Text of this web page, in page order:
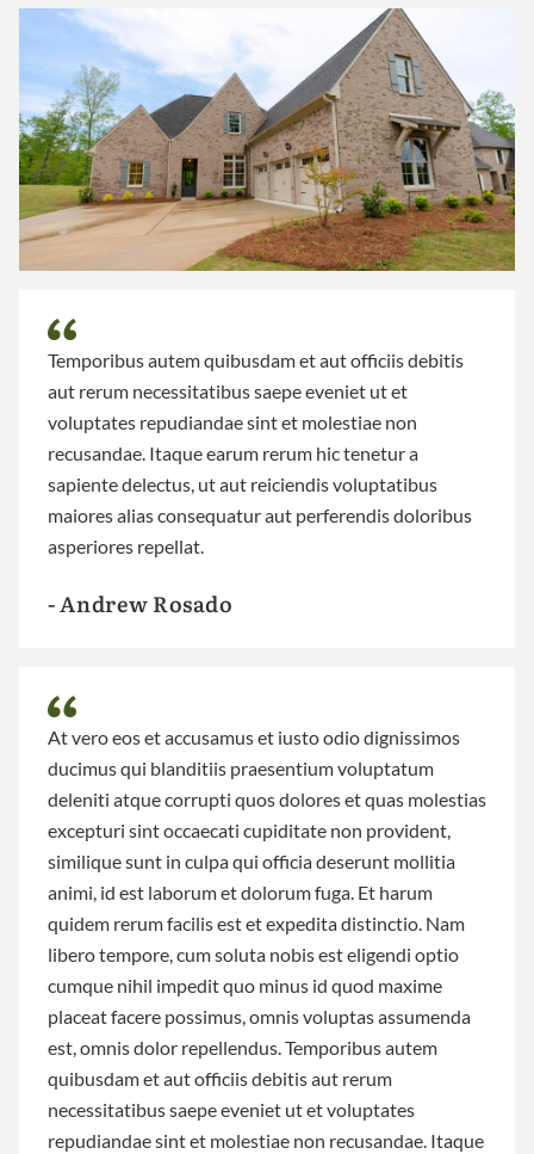
Temporibus autem quibusdam et aut officiis debitis
aut rerum necessitatibus saepe eveniet ut et
voluptates repudiandae sint et molestiae non
recusandae. Itaque earum rerum hic tenetur a
sapiente delectus, ut aut reiciendis voluptatibus
maiores alias consequatur aut perferendis doloribus
asperiores repellat.
- Andrew Rosado
At vero eos et accusamus et iusto odio dignissimos
ducimus qui blanditiis praesentium voluptatum
deleniti atque corrupti quos dolores et quas molestias
excepturi sint occaecati cupiditate non provident,
similique sunt in culpa qui officia deserunt mollitia
animi, id est laborum et dolorum fuga. Et harum
quidem rerum facilis est et expedita distinctio. Nam
libero tempore, cum soluta nobis est eligendi optio
cumque nihil impedit quo minus id quod maxime
placeat facere possimus, omnis voluptas assumenda
est, omnis dolor repellendus. Temporibus autem
quibusdam et aut officiis debitis aut rerum
necessitatibus saepe eveniet ut et voluptates
repudiandae sint et molestiae non recusandae. Itaque